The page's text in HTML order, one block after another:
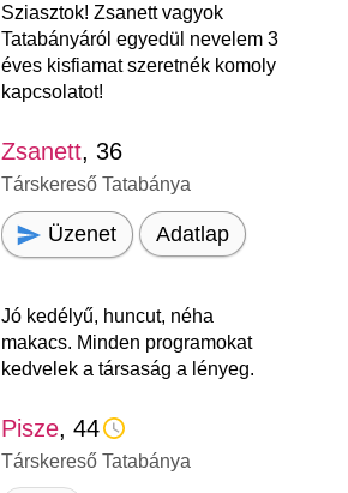
Sziasztok! Zsanett vagyok
Tatabányáról egyedül nevelem 3
éves kisfiamat szeretnék komoly
kapcsolatot!
Zsanett, 36
Társkereső Tatabánya
Üzenet Adatlap
Jó kedélyű, huncut, néha
makacs. Minden programokat
kedvelek a társaság a lényeg.
Pisze, 44
Társkereső Tatabánya